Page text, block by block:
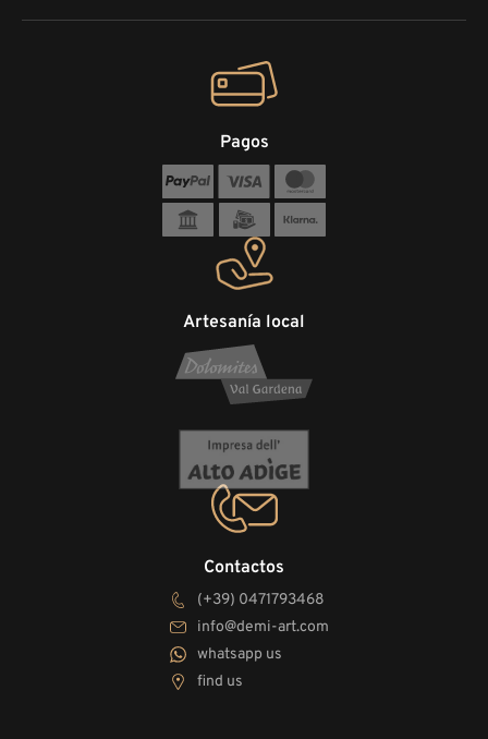
Contactos
(+39) 0471793468
info@demi-art.com
whatsapp us
find us
Artesanía local
Pagos